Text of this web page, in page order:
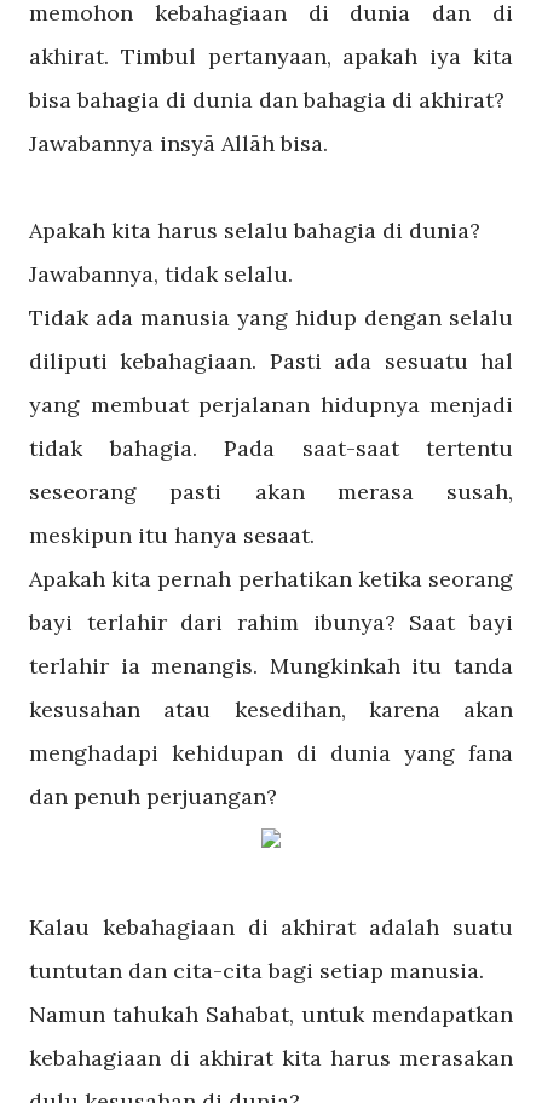
memohon kebahagiaan di dunia dan di
akhirat. Timbul pertanyaan, apakah iya kita
bisa bahagia di dunia dan bahagia di akhirat?
Jawabannya insyā Allāh bisa.
Apakah kita harus selalu bahagia di dunia?
Jawabannya, tidak selalu.
Tidak ada manusia yang hidup dengan selalu
diliputi kebahagiaan. Pasti ada sesuatu hal
yang membuat perjalanan hidupnya menjadi
tidak bahagia. Pada saat-saat tertentu
seseorang pasti akan merasa susah,
meskipun itu hanya sesaat.
Apakah kita pernah perhatikan ketika seorang
bayi terlahir dari rahim ibunya? Saat bayi
terlahir ia menangis. Mungkinkah itu tanda
kesusahan atau kesedihan, karena akan
menghadapi kehidupan di dunia yang fana
dan penuh perjuangan?
Kalau kebahagiaan di akhirat adalah suatu
tuntutan dan cita-cita bagi setiap manusia.
Namun tahukah Sahabat, untuk mendapatkan
kebahagiaan di akhirat kita harus merasakan